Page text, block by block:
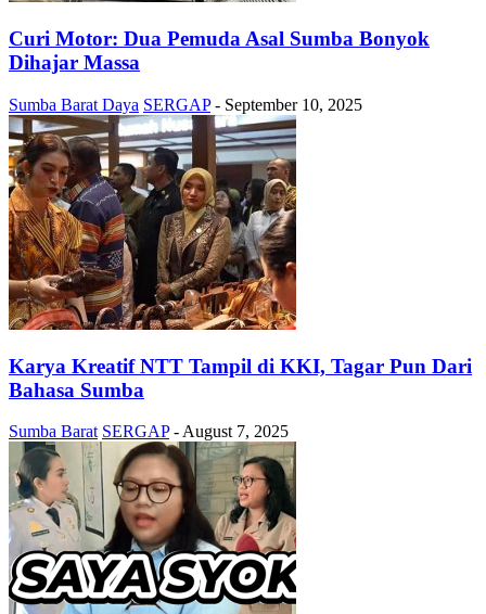
Curi Motor: Dua Pemuda Asal Sumba Bonyok
Dihajar Massa
Sumba Barat Daya SERGAP - September 10, 2025
Karya Kreatif NTT Tampil di KKI, Tagar Pun Dari
Bahasa Sumba
Sumba Barat SERGAP - August 7, 2025